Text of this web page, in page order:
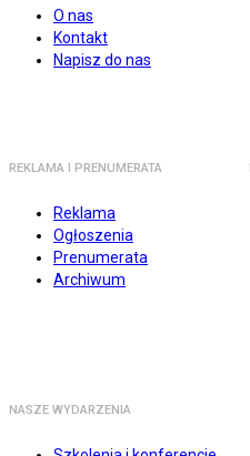
O nas
Kontakt
Napisz do nas
REKLAMA I PRENUMERATA
Reklama
Ogłoszenia
Prenumerata
Archiwum
NASZE WYDARZENIA